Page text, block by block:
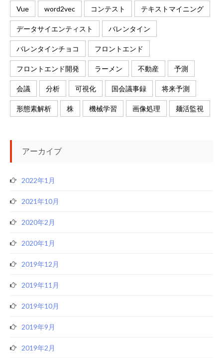
Vue word2vec コンテスト テキストマイニング
データサイエンティスト バレンタイン
バレンタインチョコ フロントエンド
フロントエンド開発 ラーメン 不動産 予測
会議 分析 可視化 国会議事録 将来予測
形態素解析 株 機械学習 画像処理 麺活監視
アーカイブ
2022年1月
2021年10月
2020年2月
2020年1月
2019年12月
2019年11月
2019年10月
2019年9月
2019年2月